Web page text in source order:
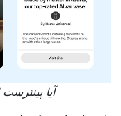
آیا